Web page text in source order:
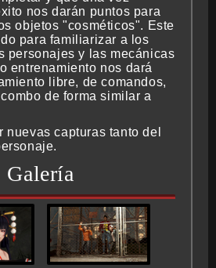
nos darán puntos para
objetos "cosméticos". Este
para familiarizar a los
personajes y las mecánicas
entrenamiento nos dará
libre, de comandos,
de forma similar a
nuevas capturas tanto del
Galería